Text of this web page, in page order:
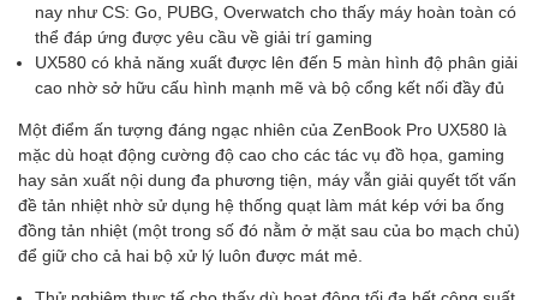
nay như CS: Go, PUBG, Overwatch cho thấy máy hoàn toàn có
thể đáp ứng được yêu cầu về giải trí gaming
UX580 có khả năng xuất được lên đến 5 màn hình độ phân giải
cao nhờ sở hữu cấu hình mạnh mẽ và bộ cổng kết nối đầy đủ
Một điểm ấn tượng đáng ngạc nhiên của ZenBook Pro UX580 là
mặc dù hoạt động cường độ cao cho các tác vụ đồ họa, gaming
hay sản xuất nội dung đa phương tiện, máy vẫn giải quyết tốt vấn
đề tản nhiệt nhờ sử dụng hệ thống quạt làm mát kép với ba ống
đồng tản nhiệt (một trong số đó nằm ở mặt sau của bo mạch chủ)
để giữ cho cả hai bộ xử lý luôn được mát mẻ.